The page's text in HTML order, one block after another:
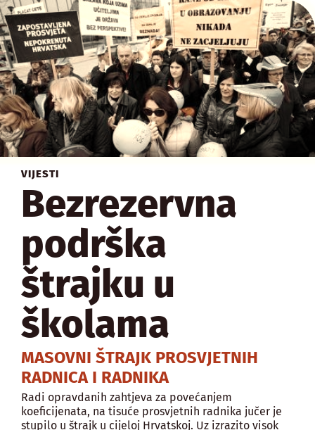
VIJESTI
Bezrezervna
podrška
štrajku u
školama
MASOVNI ŠTRAJK PROSVJETNIH
RADNICA I RADNIKA
Radi opravdanih zahtjeva za povećanjem
koeficijenata, na tisuće prosvjetnih radnika jučer je
stupilo u štrajk u cijeloj Hrvatskoj. Uz izrazito visok